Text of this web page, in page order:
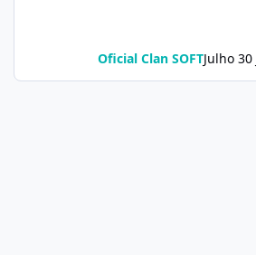
Oficial Clan SOFTJulho 30